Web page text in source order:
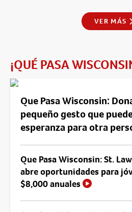
VER MÁS
¡QUÉ PASA
Que Pasa Wisconsin:
pequeño gesto que
esperanza para otra
Que Pasa Wisconsin: St.
abre oportunidades para
$8,000 anuales